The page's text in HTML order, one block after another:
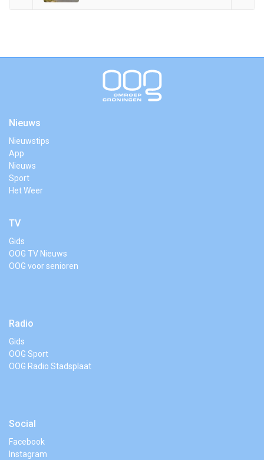
Nieuws
Nieuwstips
App
Nieuws
Sport
Het Weer
TV
Gids
OOG TV Nieuws
OOG voor senioren
Radio
Gids
OOG Sport
OOG Radio Stadsplaat
Social
Facebook
Instagram